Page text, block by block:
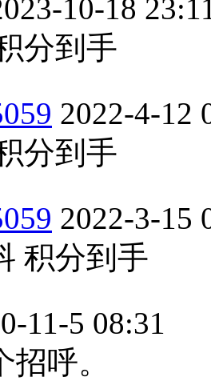
10-18
分到手
2022-4-12
分到手
2022-3-15
积分到手
11-5 08:31
呼。